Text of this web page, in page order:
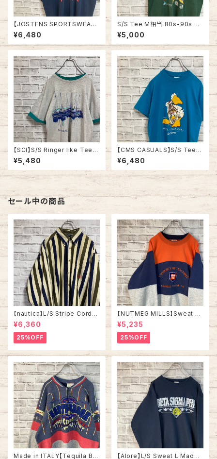
【JOSTENS SPORTSWEAR】
S/S Tee L 90s Made in US
A “Ft.Campbell” vintage AR
MY Tee USA製 米陸軍 アーミ
ィンテージ シングルステッチ ア
メリカ USA 古着
¥6,480
S/S Tee M相当 80s-90s vi
ntage バックプリント 両面プリ
ント Tシャツ シングルステッチ
チャリティ イベント アメリカ US
¥5,000
【SCI】S/S Ringer like Tee X
L 90s Made in USA vintage
リンガーライク レイヤード Tシ
ャツ アート リゾート地 ヨット ス
ーベニア シングルステッチ アメ
¥5,480
【CMS CASUALS】S/S Tee L
80s-90s Made in USA “DU
CK LIGHT” vintage USA製
ダックライト アニマル ビール ア
ルコール ヴィンテージ シングル
ステッチ アメリカ USA レトロ
古着
¥6,480
セール中の商品
【nautica】L/S Stripe Cordur
oy Shirt L 90s ノーティカ スト
ライプ コーデュロイ シャツ ボタ
ンダウン 長袖 ワンポイントロゴ
刺繍ロゴ 旧タグ USA アメリカ
古着
¥6,360
25%OFF
【NUTMEG MILLS】Sweat XL
Made in USA 90s “UNIVER
SITY OF TENNESSEE” vinta
ge ナツメグミルズ カレッジモノ
カレッジロゴ テネシー大学 スウ
ェット トレーナー ヴィンテージ
アメリカ USA 古着
¥5,235
25%OFF
Made in ITALY【Tequila Bo
【Alore】L/S Sweat L Made i